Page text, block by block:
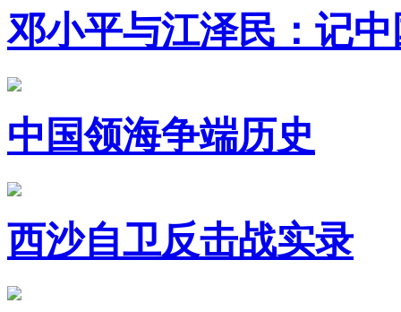
邓小平与江泽民：记
中国领海争端历史
西沙自卫反击战实录